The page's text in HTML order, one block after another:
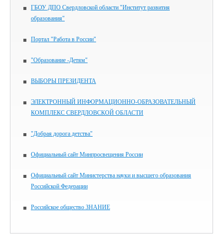
ГБОУ ДПО Свердловской области "Институт развития
образования"
Портал "Работа в России"
"Образование -Детям"
ВЫБОРЫ ПРЕЗИДЕНТА
ЭЛЕКТРОННЫЙ ИНФОРМАЦИОННО-ОБРАЗОВАТЕЛЬНЫЙ
КОМПЛЕКС СВЕРДЛОВСКОЙ ОБЛАСТИ
"Добрая дорога детства"
Официальный сайт Минпросвещения России
Официальный сайт Министерства науки и высшего образования
Российской Федерации
Российское общество ЗНАНИЕ